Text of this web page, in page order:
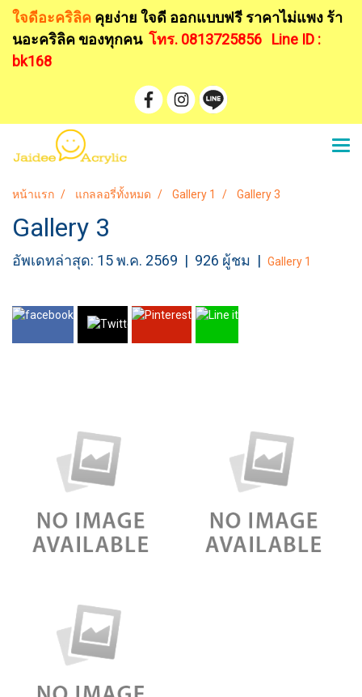
ใจดีอะคริลิค คุยง่าย ใจดี ออกแบบฟรี ราคาไม่แพง ร้า
นอะคริลิค ของทุกคน โทร. 0813725856 Line ID :
bk168
หน้าแรก แกลลอรี่ทั้งหมด Gallery 1 Gallery 3
Gallery 3
อัพเดทล่าสุด: 15 พ.ค. 2569 | 926 ผู้ชม | Gallery 1